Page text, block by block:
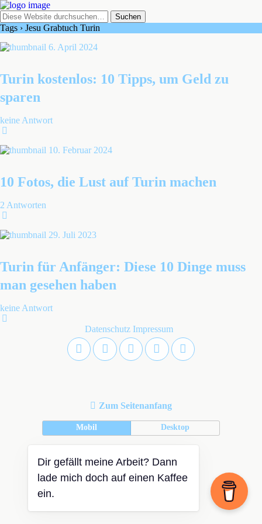
Tags › Jesu Grabtuch Turin
6. April 2024
Turin kostenlos: 10 Tipps, um Geld zu
sparen
keine Antwort
10. Februar 2024
10 Fotos, die Lust auf Turin machen
2 Antworten
29. Juli 2023
Turin für Anfänger: Diese 10 Dinge muss
man gesehen haben
keine Antwort
Datenschutz Impressum
Zum Seitenanfang
Mobil Desktop
Dir gefällt meine Arbeit? Dann
lade mich doch auf einen Kaffee
ein.